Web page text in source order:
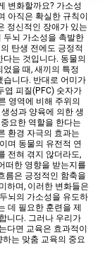
변화할까요? 가소성
아직은 확실한 규칙이
정신적인 장애가 있는
두뇌 가소성을 촉발한
탄생 전에도 긍정적
는 것입니다. 동물의
을 때, 새끼의 특정
습니다. 반대로 어미가
엽 피질(PFC) 숫자가
영역에 비해 주위의
성과 양육에 의한 생
요한 역할을 한다는
환경 자극의 효과는
며 동물의 유전적 연
전혀 겪지 않더라도,
떠한 영향을 받는지를
름은 긍정적인 함축을
하며, 이러한 변화들은
뇌의 가소성을 유도하
데 필요한 훈련을 제
니다. 그러나 우리가
다면 교육은 효과적이
는 맞춤 교육의 중요